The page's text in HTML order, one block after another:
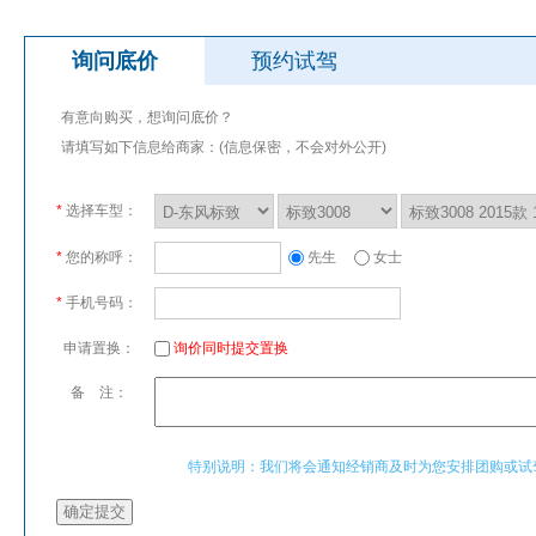
询问底价 预约试驾
有意向购买，想询问底价？
请填写如下信息给商家：(信息保密，不会对外公开)
* 选择车型：
* 您的称呼： 先生 女士
* 手机号码：
申请置换： 询价同时提交置换
备 注：
特别说明：我们将会通知经销商及时为您安排团购或试